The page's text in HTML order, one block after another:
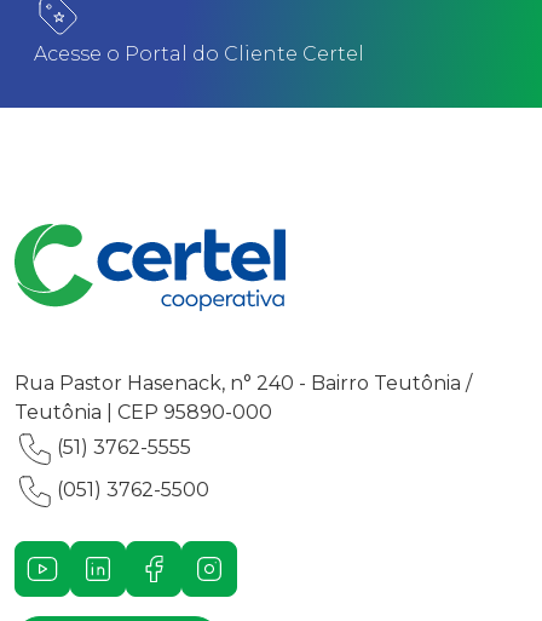
Acesse o Portal do Cliente Certel
Rua Pastor Hasenack, n° 240 - Bairro Teutônia /
Teutônia | CEP 95890-000
(51) 3762-5555
(051) 3762-5500
YoutubeLinkedInFacebookInstagram